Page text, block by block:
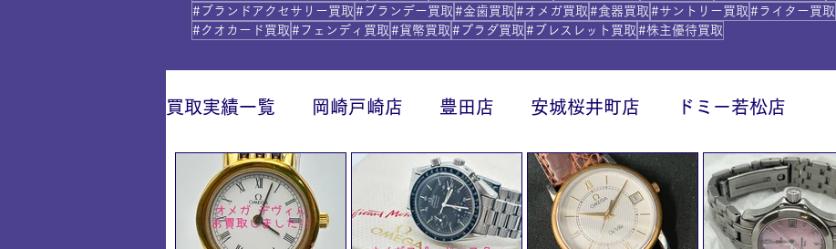
#ブランドアクセサリー買取 #ブランデー買取 #金歯買取 #オメガ買取 #食器買取 #サントリー買取 #ライター買取
#クオカード買取 #フェンディ買取 #貨幣買取 #プラダ買取 #ブレスレット買取 #株主優待買取
買取実績一覧 岡崎戸崎店 豊田店 安城桜井町店 ドミー若松店
IY安城店（安城桜井町店に統合） 貴金属